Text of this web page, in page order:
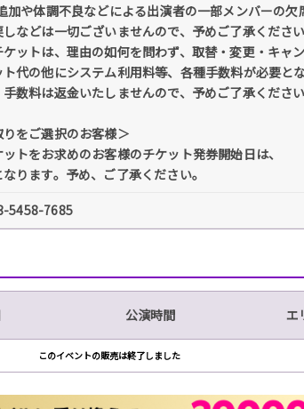
や体調不良などによる出演者の一部メンバーの欠
などは一切ございませんので、予めご了承ください
ットは、理由の如何を問わず、取替・変更・キャ
代の他にシステム利用料等、各種手数料が必要とな
数料は返金いたしませんので、予めご了承ください
をご選択のお客様＞
トをお求めのお客様のチケット発券開始日は、
ります。予め、ご了承ください。
5458-7685
公演時間 エ
このイベントの販売は終了しました